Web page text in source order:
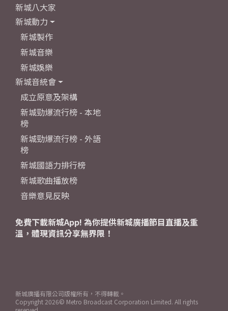
新城八大家
新城動力
新城製作
新城音樂
新城娛樂
新城音統會
成立原意及架構
新城勁爆流行榜 - 本地
榜
新城勁爆流行榜 - 外語
榜
新城國語力排行榜
新城歌曲播放榜
音樂意見反映
免費下載新城App! 為你提供新城廣播節目直播及重
溫，體現資訊分享無界限！
新城廣播有限公司版權所有，不得轉載。
Copyright 2026© Metro Broadcast Corporation Limited. All rights